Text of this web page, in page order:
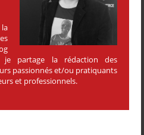
je partage la rédaction des
passionnés et/ou pratiquants
et professionnels.